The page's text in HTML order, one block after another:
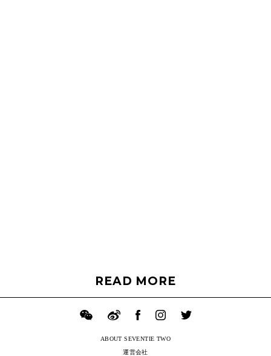
READ MORE
ABOUT SEVENTIE TWO
運営会社